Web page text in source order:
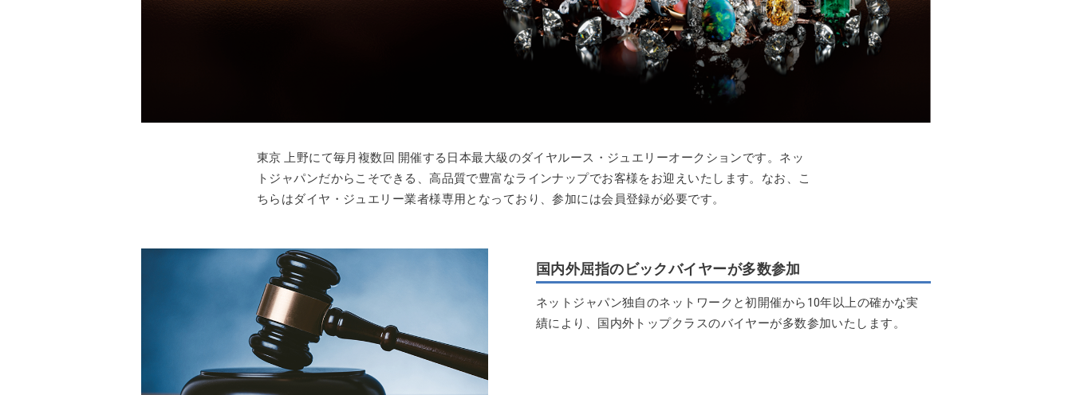
東京 上野にて毎月複数回 開催する日本最大級のダイヤルース・ジュエリーオークションです。ネッ
トジャパンだからこそできる、高品質で豊富なラインナップでお客様をお迎えいたします。なお、こ
ちらはダイヤ・ジュエリー業者様専用となっており、参加には会員登録が必要です。
国内外屈指のビックバイヤーが多数参加
ネットジャパン独自のネットワークと初開催から10年以上の確かな実
績により、国内外トップクラスのバイヤーが多数参加いたします。